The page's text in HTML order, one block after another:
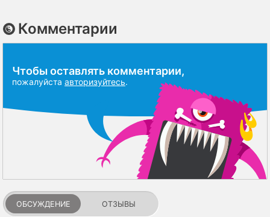
Комментарии
Чтобы оставлять комментарии,
пожалуйста авторизуйтесь.
ОБСУЖДЕНИЕ ОТЗЫВЫ